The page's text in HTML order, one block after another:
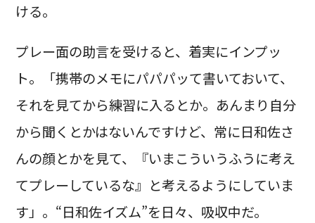
ける。
プレー面の助言を受けると、着実にインプッ
ト。「携帯のメモにパパパッて書いておいて、
それを見てから練習に入るとか。あんまり自分
から聞くとかはないんですけど、常に日和佐さ
んの顔とかを見て、『いまこういうふうに考え
てプレーしているな』と考えるようにしていま
す」。“日和佐イズム”を日々、吸収中だ。